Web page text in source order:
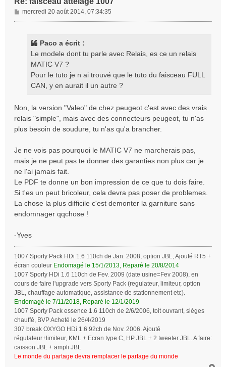
M
e
mercredi 20 août 2014, 07:34:35
Paco a écrit :
Le modele dont tu parle avec Relais, es ce un relais
MATIC V7 ?
Pour le tuto je n ai trouvé que le tuto du faisceau FULL
CAN, y en aurait il un autre ?
Non, la version "Valeo" de chez peugeot c'est avec des vrais
relais "simple", mais avec des connecteurs peugeot, tu n'as
plus besoin de soudure, tu n'as qu'a brancher.
Je ne vois pas pourquoi le MATIC V7 ne marcherais pas,
mais je ne peut pas te donner des garanties non plus car je
ne l'ai jamais fait.
Le PDF te donne un bon impression de ce que tu dois faire.
Si t'es un peut bricoleur, cela devra pas poser de problemes.
La chose la plus difficile c'est demonter la garniture sans
endomnager qqchose !
-Yves
1007 Sporty Pack HDi 1.6 110ch de Jan. 2008, option JBL, Ajouté RT5 +
écran couleur Endomagé le 15/1/2013, Reparé le 20/8/2014
1007 Sporty HDi 1.6 110ch de Fev. 2009 (date usine=Fev 2008), en
cours de faire l'upgrade vers Sporty Pack (regulateur, limiteur, option
JBL, chauffage automatique, assistance de stationnement etc).
Endomagé le 7/11/2018, Reparé le 12/1/2019
1007 Sporty Pack essence 1.6 110ch de 2/6/2006, toit ouvrant, sièges
chauffé, BVP Acheté le 26/4/2019
307 break OXYGO HDi 1.6 92ch de Nov. 2006. Ajouté
régulateur+limiteur, KML + Ecran type C, HP JBL + 2 tweeter JBL. A faire:
caisson JBL + ampli JBL
Le monde du partage devra remplacer le partage du monde